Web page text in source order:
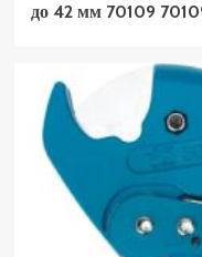
до 42 мм 70109